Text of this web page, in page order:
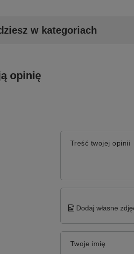
w kategoriach
opinię
Treść twojej opinii
Dodaj własne
Twoje imię